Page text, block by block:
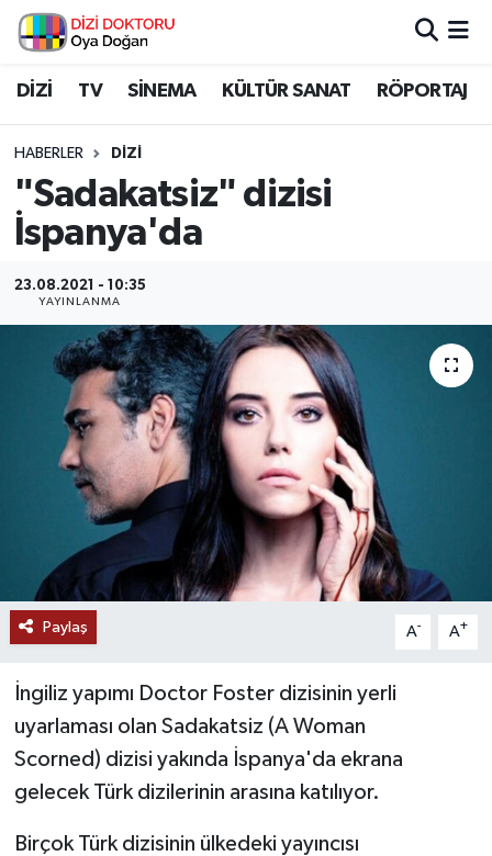
DİZİ TV SİNEMA KÜLTÜR SANAT RÖPORTAJ
HABERLER DİZİ
"Sadakatsiz" dizisi
İspanya'da
23.08.2021 - 10:35
YAYINLANMA
Paylaş A- A+
İngiliz yapımı Doctor Foster dizisinin yerli
uyarlaması olan Sadakatsiz (A Woman
Scorned) dizisi yakında İspanya'da ekrana
gelecek Türk dizilerinin arasına katılıyor.
Birçok Türk dizisinin ülkedeki yayıncısı
İstanbul Nöbetçi Eczaneler
İstanbul Namaz Vakitleri
İstanbul Trafik Yoğunluk Haritası
Süper Lig Puan Durumu ve Fikstür
Tüm Manşetler
Son Dakika Haberleri
Haber Arşivi